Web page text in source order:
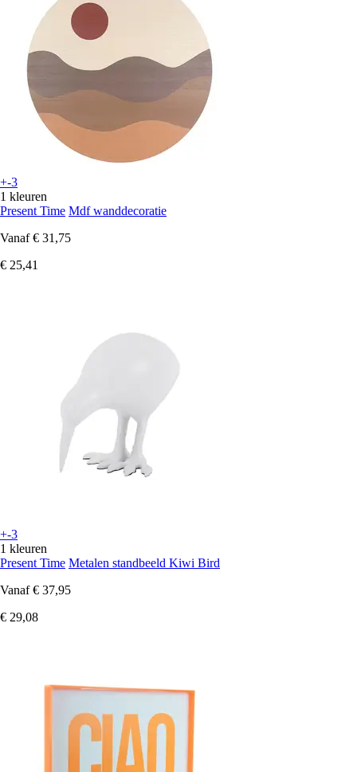
+-3
1 kleuren
Present Time Mdf wanddecoratie
Vanaf € 31,75
€ 25,41
+-3
1 kleuren
Present Time Metalen standbeeld Kiwi Bird
Vanaf € 37,95
€ 29,08